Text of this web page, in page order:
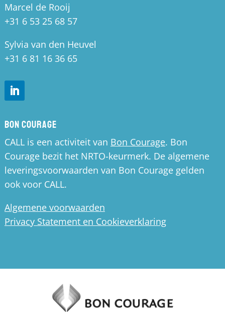
Marcel de Rooij
+31 6 53 25 68 57
Sylvia van den Heuvel
+31 6 81 16 36 65
Bon Courage
CALL is een activiteit van Bon Courage. Bon
Courage bezit het NRTO-keurmerk. De algemene
leveringsvoorwaarden van Bon Courage gelden
ook voor CALL.
Algemene voorwaarden
Privacy Statement en Cookieverklaring